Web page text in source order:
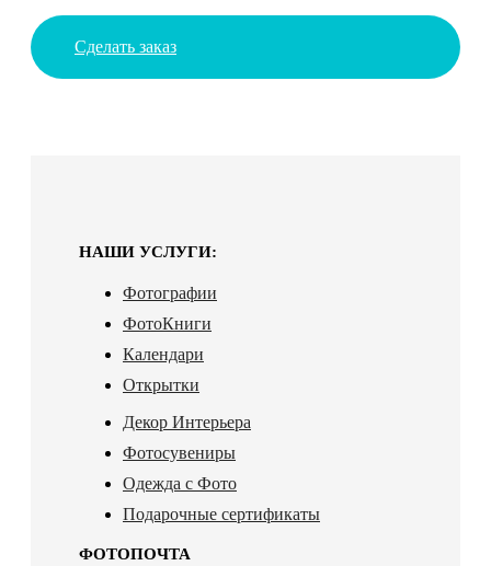
Сделать заказ
НАШИ УСЛУГИ:
Фотографии
ФотоКниги
Календари
Открытки
Декор Интерьера
Фотосувениры
Одежда с Фото
Подарочные сертификаты
ФОТОПОЧТА